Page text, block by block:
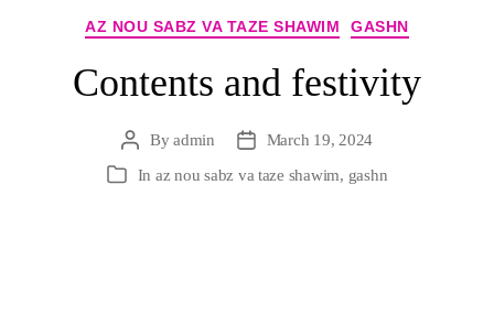
Categories
AZ NOU SABZ VA TAZE SHAWIM GASHN
Contents and festivity
PostByadmin
PostMarch 19, 2024
Categories
In az nou sabz va taze shawim, gashn